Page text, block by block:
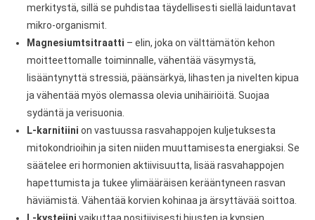
merkitystä, sillä se puhdistaa täydellisesti siellä laiduntavat
mikro-organismit.
Magnesiumtsitraatti – elin, joka on välttämätön kehon
moitteettomalle toiminnalle, vähentää väsymystä,
lisääntynyttä stressiä, päänsärkyä, lihasten ja nivelten kipua
ja vähentää myös olemassa olevia unihäiriöitä. Suojaa
sydäntä ja verisuonia.
L-karnitiini on vastuussa rasvahappojen kuljetuksesta
mitokondrioihin ja siten niiden muuttamisesta energiaksi. Se
säätelee eri hormonien aktiivisuutta, lisää rasvahappojen
hapettumista ja tukee ylimääräisen kerääntyneen rasvan
häviämistä. Vähentää korvien kohinaa ja ärsyttävää soittoa.
L-kysteiini vaikuttaa positiivisesti hiusten ja kynsien